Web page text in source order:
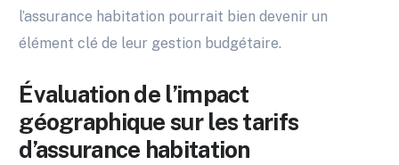
l’assurance habitation pourrait bien devenir un
élément clé de leur gestion budgétaire.
Évaluation de l’impact
géographique sur les tarifs
d’assurance habitation